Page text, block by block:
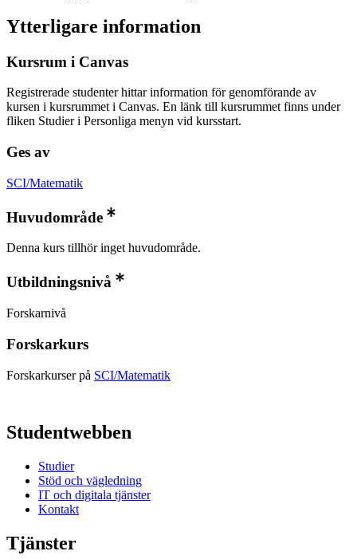
Ytterligare information
Kursrum i Canvas
Registrerade studenter hittar information för genomförande av
kursen i kursrummet i Canvas. En länk till kursrummet finns under
fliken Studier i Personliga menyn vid kursstart.
Ges av
SCI/Matematik
Huvudområde
Denna kurs tillhör inget huvudområde.
Utbildningsnivå
Forskarnivå
Forskarkurs
Forskarkurser på SCI/Matematik
Studentwebben
Studier
Stöd och vägledning
IT och digitala tjänster
Kontakt
Tjänster